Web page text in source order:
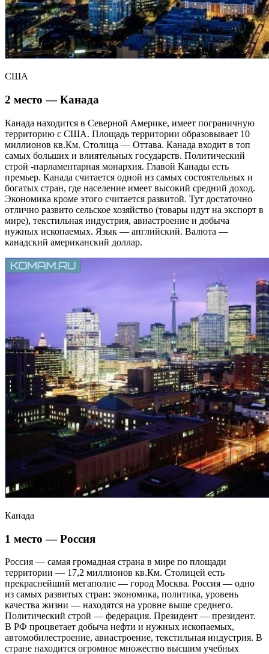
США
2 место — Канада
Канада находится в Северной Америке, имеет пограничную
территорию с США. Площадь территории образовывает 10
миллионов кв.Км. Столица — Оттава. Канада входит в топ
самых больших и влиятельных государств. Политический
строй -парламентарная монархия. Главой Канады есть
премьер. Канада считается одной из самых состоятельных и
богатых стран, где население имеет высокий средний доход.
Экономика кроме этого считается развитой. Тут достаточно
отлично развито сельское хозяйство (товары идут на экспорт в
мире), текстильная индустрия, авиастроение и добыча
нужных ископаемых. Язык — английский. Валюта —
канадский американский доллар.
Канада
1 место — Россия
Россия — самая громадная страна в мире по площади
территории — 17,2 миллионов кв.Км. Столицей есть
прекраснейший мегаполис — город Москва. Россия — одно
из самых развитых стран: экономика, политика, уровень
качества жизни — находятся на уровне выше среднего.
Политический строй — федерация. Президент — президент.
В РФ процветает добыча нефти и нужных ископаемых,
автомобилестроение, авиастроение, текстильная индустрия. В
стране находится огромное множество высшим учебных